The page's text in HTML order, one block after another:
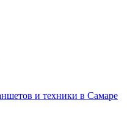
и техники в Самаре